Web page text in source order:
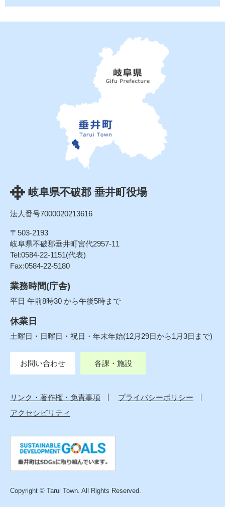
岐阜県不破郡 垂井町役場
法人番号7000020213616
〒503-2193
岐阜県不破郡垂井町宮代2957-11
Tel:0584-22-1151(代表)
Fax:0584-22-5180
業務時間(庁舎)
平日 午前8時30 から午後5時まで
休業日
土曜日・日曜日・祝日・年末年始(12月29日から1月3日まで)
お問い合わせ 各課・施設
リンク・著作権・免責事項
プライバシーポリシー
アクセシビリティ
Copyright © Tarui Town. All Rights Reserved.